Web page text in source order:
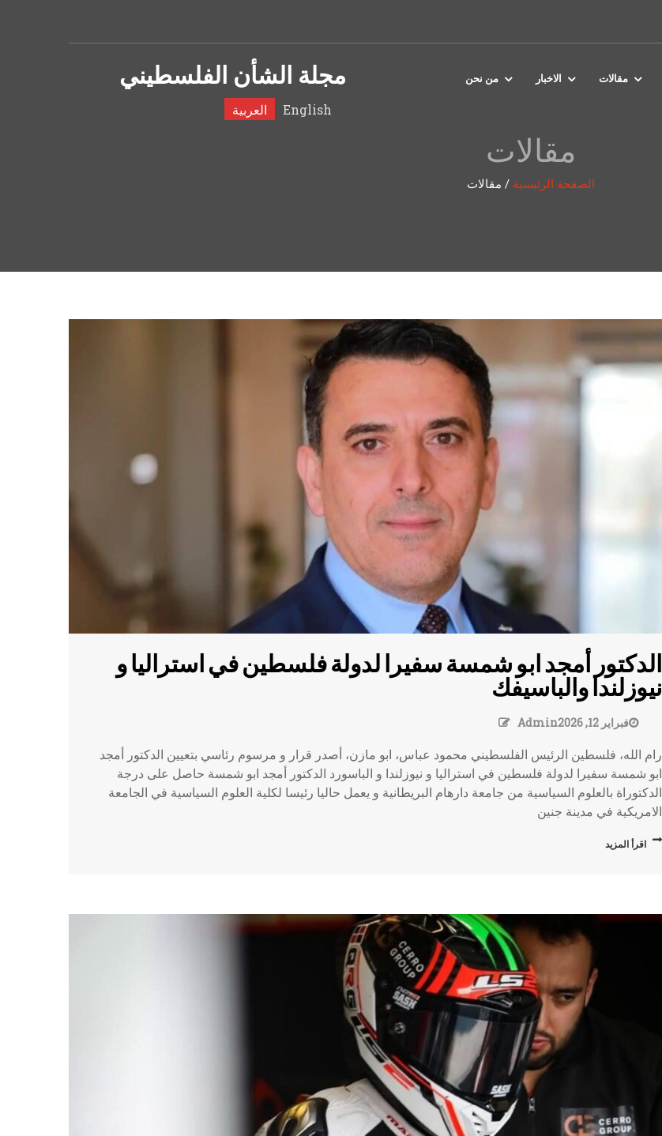
مجلة الشأن الفلسطيني
English العربية
من نحن الاخبار مقالات
مقالات
الصفحة الرئيسية / مقالات
الدكتور أمجد ابو شمسة سفيرا لدولة فلسطين في استراليا و
نيوزلندا والباسيفك
فبراير 12, 2026 Admin
رام الله، فلسطين الرئيس الفلسطيني محمود عباس، ابو مازن، أصدر قرار و مرسوم رئاسي بتعيين الدكتور أمجد
ابو شمسة سفيرا لدولة فلسطين في استراليا و نيوزلندا و الباسورد الدكتور أمجد ابو شمسة حاصل على درجة
الدكتوراة بالعلوم السياسية من جامعة دارهام البريطانية و يعمل حاليا رئيسا لكلية العلوم السياسية في الجامعة
الامريكية في مدينة جنين
اقرأ المزيد